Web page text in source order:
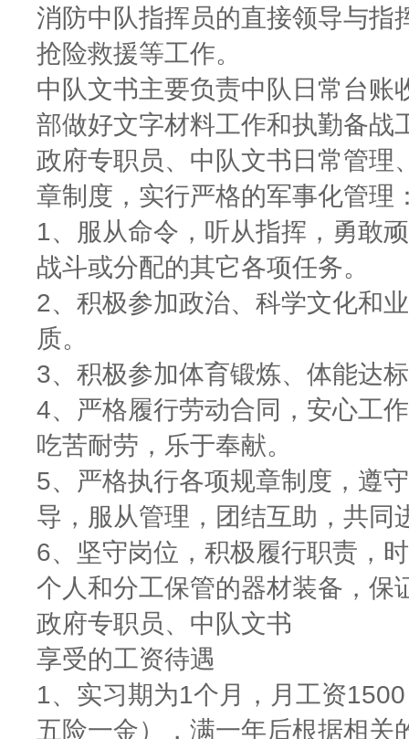
消防中队指挥员的直接领导与指
抢险救援等工作。
中队文书主要负责中队日常台账
部做好文字材料工作和执勤备战
政府专职员、中队文书日常管理
章制度，实行严格的军事化管理
1、服从命令，听从指挥，勇敢
战斗或分配的其它各项任务。
2、积极参加政治、科学文化和
质。
3、积极参加体育锻炼、体能达
4、严格履行劳动合同，安心工
吃苦耐劳，乐于奉献。
5、严格执行各项规章制度，遵
导，服从管理，团结互助，共同
6、坚守岗位，积极履行职责，
个人和分工保管的器材装备，保
政府专职员、中队文书
享受的工资待遇
1、实习期为1个月，月工资
五险一金），满一年后根据相关